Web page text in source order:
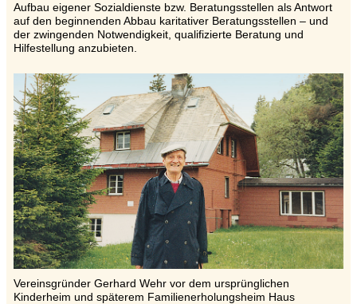
Aufbau eigener Sozialdienste bzw. Beratungsstellen als Antwort
auf den beginnenden Abbau karitativer Beratungsstellen – und
der zwingenden Notwendigkeit, qualifizierte Beratung und
Hilfestellung anzubieten.
Vereinsgründer Gerhard Wehr vor dem ursprünglichen
Kinderheim und späterem Familienerholungsheim Haus